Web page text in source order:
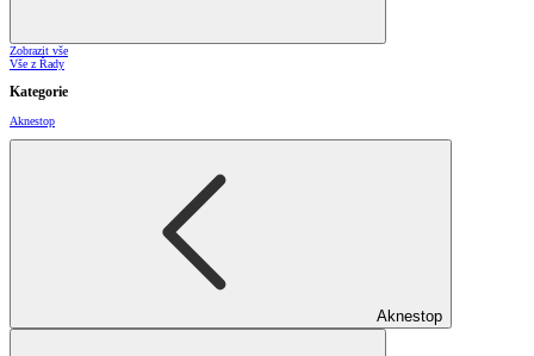
Zobrazit vše
Vše z Řady
Kategorie
Aknestop
Aknestop